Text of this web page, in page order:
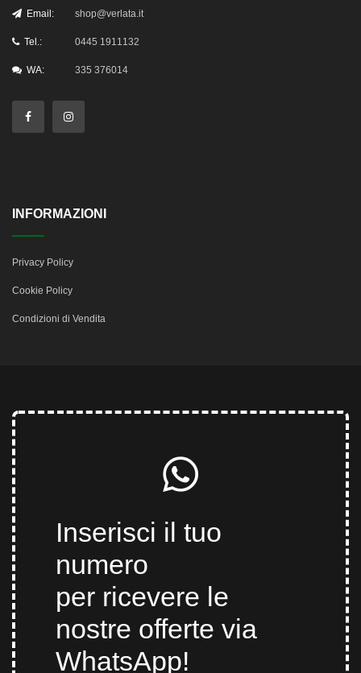
Email: shop@verlata.it
Tel.: 0445 1911132
WA: 335 376014
INFORMAZIONI
Privacy Policy
Cookie Policy
Condizioni di Vendita